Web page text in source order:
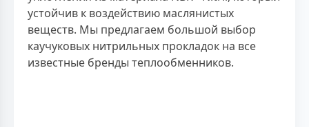
устойчив к воздействию маслянистых
веществ. Мы предлагаем большой выбор
каучуковых нитрильных прокладок на все
известные бренды теплообменников.